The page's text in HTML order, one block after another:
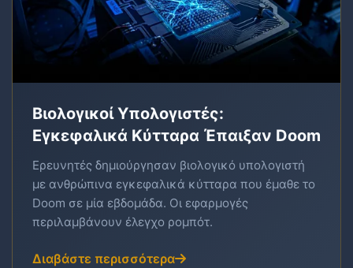
Βιολογικοί Υπολογιστές:
Εγκεφαλικά Κύτταρα Έπαιξαν Doom
Ερευνητές δημιούργησαν βιολογικό υπολογιστή
με ανθρώπινα εγκεφαλικά κύτταρα που έμαθε το
Doom σε μία εβδομάδα. Οι εφαρμογές
περιλαμβάνουν έλεγχο ρομπότ.
Διαβάστε περισσότερα